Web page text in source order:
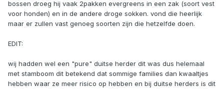
bossen droeg hij vaak 2pakken evergreens in een zak (soort vest
voor honden) en in de andere droge sokken. vond die heerlijk
maar er zullen vast genoeg soorten zijn die hetzelfde doen.
EDIT:
wij hadden wel een "pure" duitse herder dit was dus helemaal
met stamboom dit betekend dat sommige families dan kwaaltjes
hebben waar ze meer risico op hebben en bij duitse herders is dit